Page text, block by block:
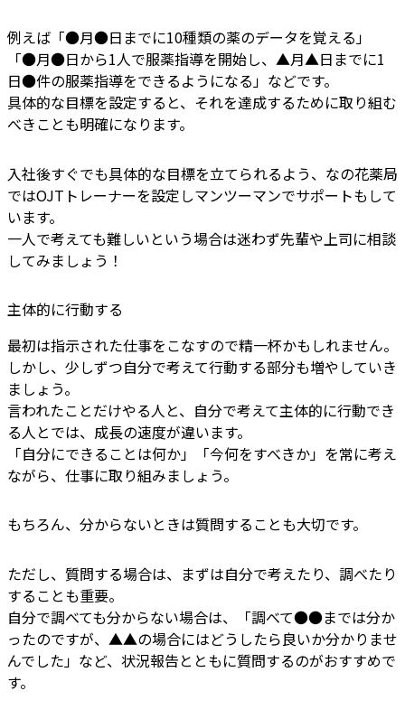
例えば「●月●日までに10種類の薬のデータを覚える」
「●月●日から1人で服薬指導を開始し、▲月▲日までに1
日●件の服薬指導をできるようになる」などです。
具体的な目標を設定すると、それを達成するために取り組む
べきことも明確になります。
入社後すぐでも具体的な目標を立てられるよう、なの花薬局
ではOJTトレーナーを設定しマンツーマンでサポートもして
います。
一人で考えても難しいという場合は迷わず先輩や上司に相談
してみましょう！
主体的に行動する
最初は指示された仕事をこなすので精一杯かもしれません。
しかし、少しずつ自分で考えて行動する部分も増やしていき
ましょう。
言われたことだけやる人と、自分で考えて主体的に行動でき
る人とでは、成長の速度が違います。
「自分にできることは何か」「今何をすべきか」を常に考え
ながら、仕事に取り組みましょう。
もちろん、分からないときは質問することも大切です。
ただし、質問する場合は、まずは自分で考えたり、調べたり
することも重要。
自分で調べても分からない場合は、「調べて●●までは分か
ったのですが、▲▲の場合にはどうしたら良いか分かりませ
んでした」など、状況報告とともに質問するのがおすすめで
す。